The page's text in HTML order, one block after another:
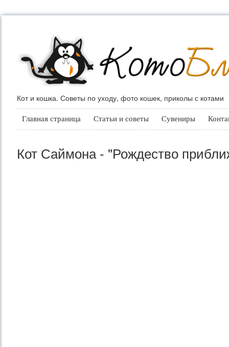
Кот и кошка. Советы по уходу, фото кошек, приколы с котами
Главная страница Статьи и советы Сувениры
Кот Саймона - "Рождество